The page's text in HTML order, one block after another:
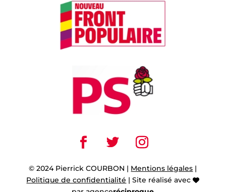
© 2024 Pierrick COURBON | Mentions légales |
Politique de confidentialité | Site réalisé avec